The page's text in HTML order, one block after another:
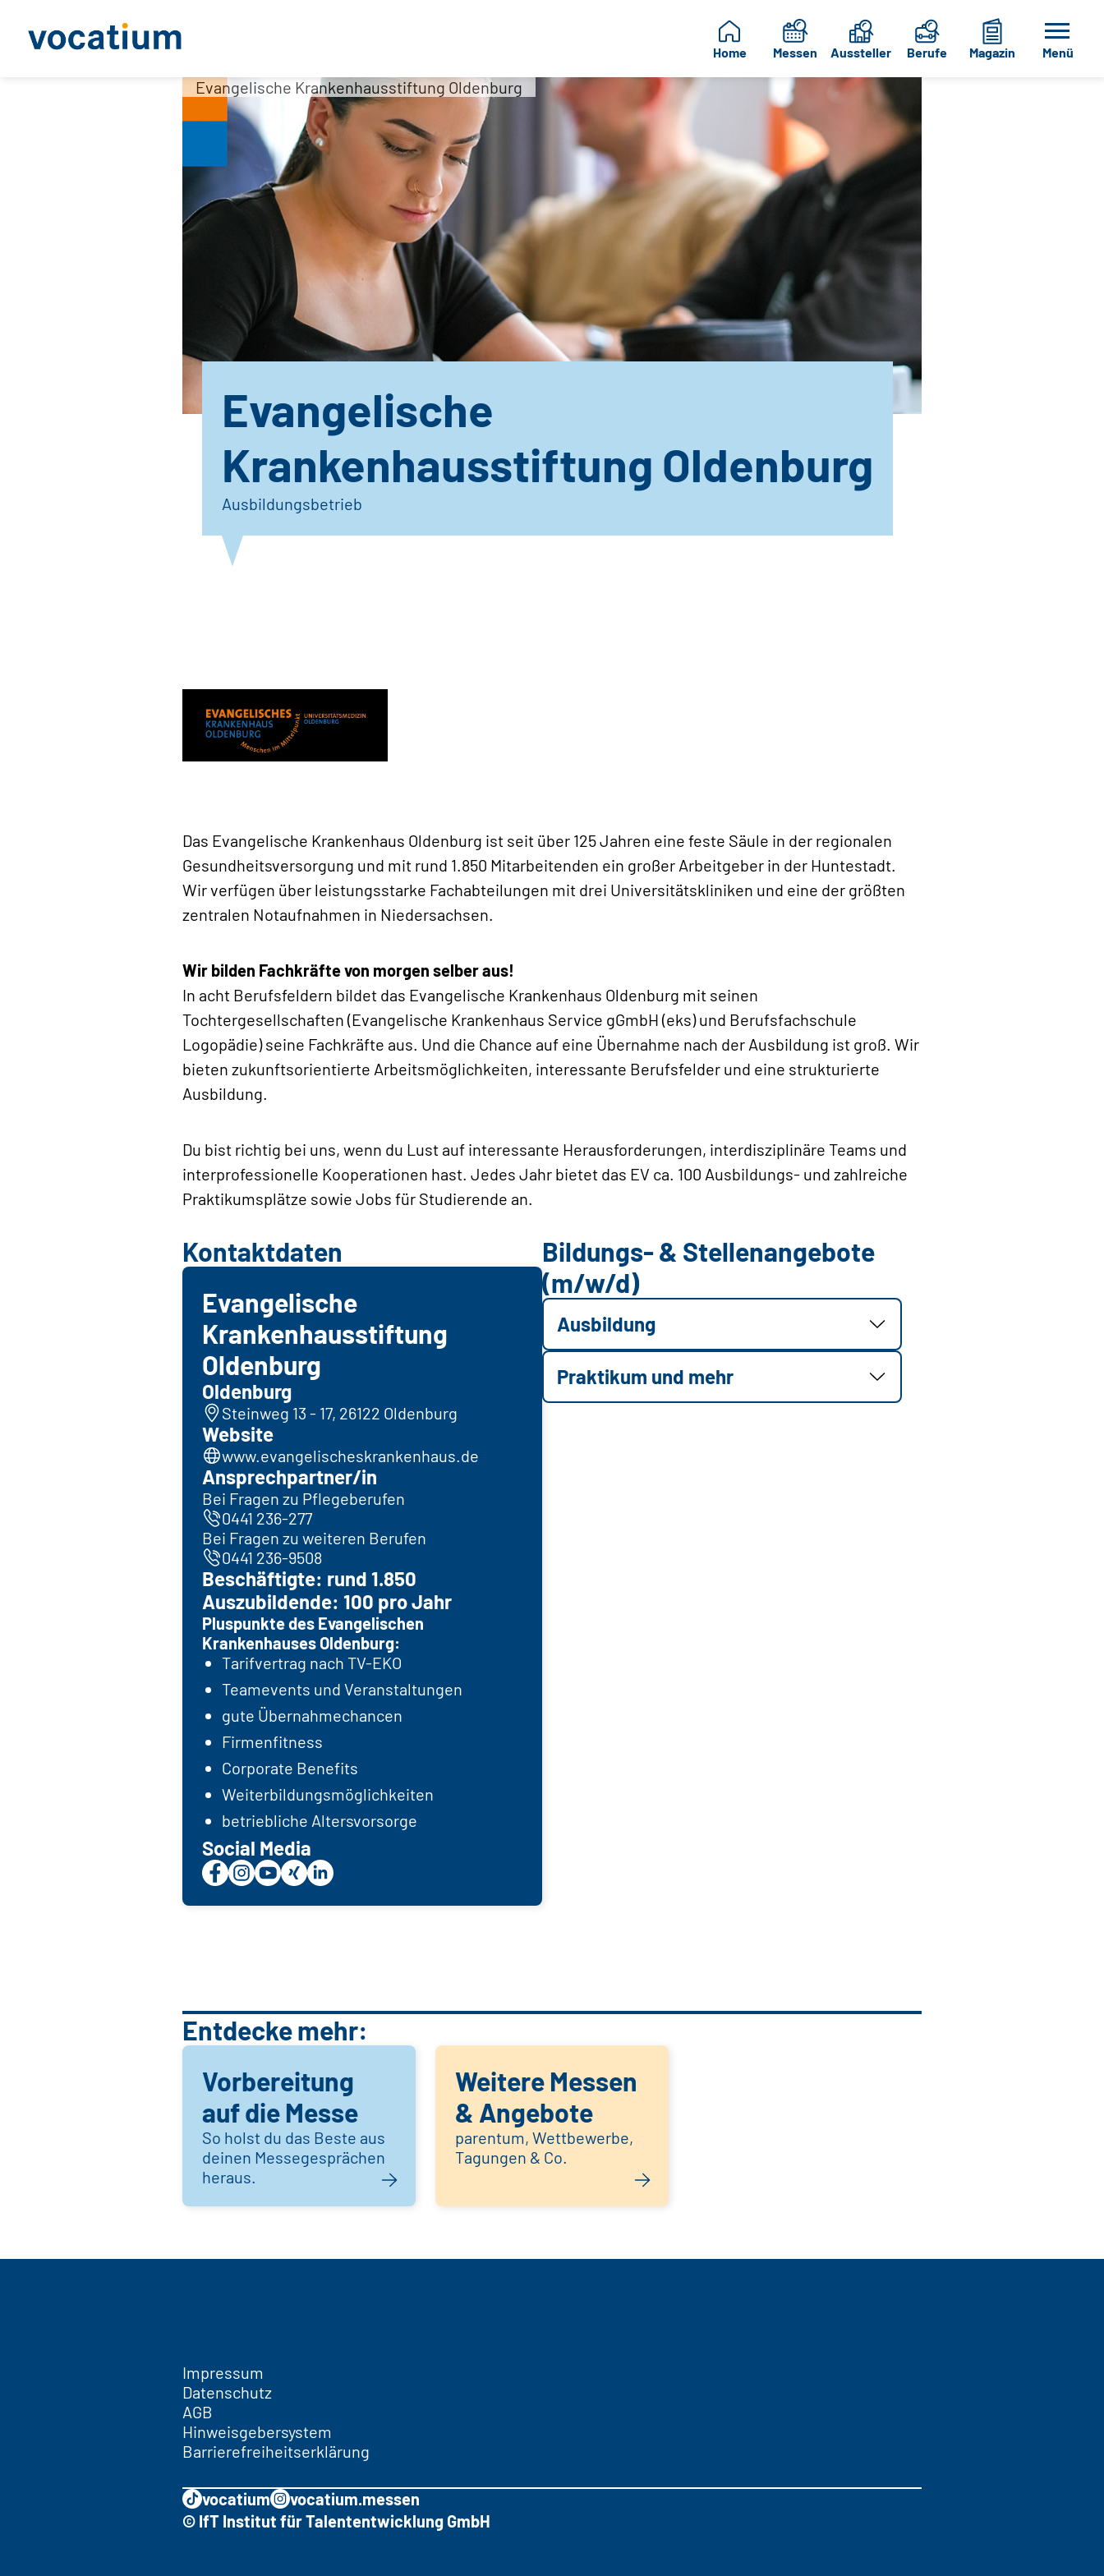
Home Messen Aussteller Berufe Magazin Menü
Evangelische Krankenhausstiftung Oldenburg
Evangelische
Krankenhausstiftung Oldenburg
Ausbildungsbetrieb
Das Evangelische Krankenhaus Oldenburg ist seit über 125 Jahren eine feste Säule in der regionalen
Gesundheitsversorgung und mit rund 1.850 Mitarbeitenden ein großer Arbeitgeber in der Huntestadt.
Wir verfügen über leistungsstarke Fachabteilungen mit drei Universitätskliniken und eine der größten
zentralen Notaufnahmen in Niedersachsen.
Wir bilden Fachkräfte von morgen selber aus!
In acht Berufsfeldern bildet das Evangelische Krankenhaus Oldenburg mit seinen
Tochtergesellschaften (Evangelische Krankenhaus Service gGmbH (eks) und Berufsfachschule
Logopädie) seine Fachkräfte aus. Und die Chance auf eine Übernahme nach der Ausbildung ist groß. Wir
bieten zukunftsorientierte Arbeitsmöglichkeiten, interessante Berufsfelder und eine strukturierte
Ausbildung.
Du bist richtig bei uns, wenn du Lust auf interessante Herausforderungen, interdisziplinäre Teams und
interprofessionelle Kooperationen hast. Jedes Jahr bietet das EV ca. 100 Ausbildungs- und zahlreiche
Praktikumsplätze sowie Jobs für Studierende an.
Kontaktdaten
Evangelische
Krankenhausstiftung
Oldenburg
Oldenburg
Steinweg 13 - 17, 26122 Oldenburg
Website
www.evangelischeskrankenhaus.de
Ansprechpartner/in
Bei Fragen zu Pflegeberufen
0441 236-277
Bei Fragen zu weiteren Berufen
0441 236-9508
Beschäftigte: rund 1.850
Auszubildende: 100 pro Jahr
Pluspunkte des Evangelischen
Krankenhauses Oldenburg:
Tarifvertrag nach TV-EKO
Teamevents und Veranstaltungen
gute Übernahmechancen
Firmenfitness
Corporate Benefits
Weiterbildungsmöglichkeiten
betriebliche Altersvorsorge
Social Media
Bildungs- & Stellenangebote
(m/w/d)
Ausbildung
Praktikum und mehr
Entdecke mehr:
Vorbereitung
auf die Messe
So holst du das Beste aus
deinen Messegesprächen
heraus.
Weitere Messen
& Angebote
parentum, Wettbewerbe,
Tagungen & Co.
Impressum
Datenschutz
AGB
Hinweisgebersystem
Barrierefreiheitserklärung
vocatium
vocatium.messen
© IfT Institut für Talententwicklung GmbH